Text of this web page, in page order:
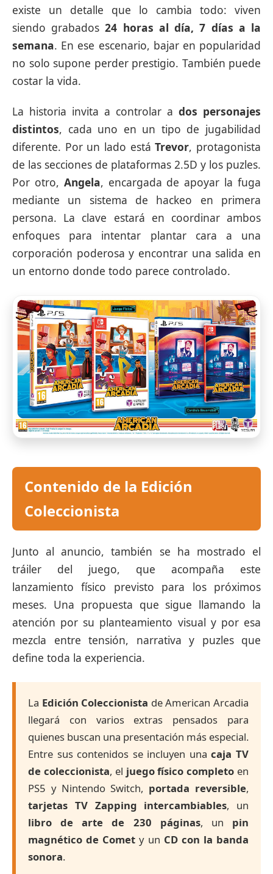
existe un detalle que lo cambia todo: viven
siendo grabados24 horas al día, 7 días a la
semana. En ese escenario, bajar en popularidad
no solo supone perder prestigio. También puede
costar la vida.
La historia invita a controlar a dos personajes
distintos, cada uno en un tipo de jugabilidad
diferente. Por un lado estáTrevor, protagonista
de las secciones de plataformas 2.5D y los puzles.
Por otro, Angela, encargada de apoyar la fuga
mediante un sistema de hackeo en primera
persona. La clave estará en coordinar ambos
enfoques para intentar plantar cara a una
corporación poderosa y encontrar una salida en
un entorno donde todo parece controlado.
Contenido de la Edición
Coleccionista
Junto al anuncio, también se ha mostrado el
tráiler del juego, que acompaña este
lanzamiento físico previsto para los próximos
meses. Una propuesta que sigue llamando la
atención por su planteamiento visual y por esa
mezcla entre tensión, narrativa y puzles que
define toda la experiencia.
La Edición Coleccionista de American Arcadia
llegará con varios extras pensados para
quienes buscan una presentación más especial.
Entre sus contenidos se incluyen unacaja TV
de coleccionista, el juego físico completo en
PS5 y Nintendo Switch, portada reversible,
tarjetas TV Zapping intercambiables, un
libro de arte de 230 páginas, un pin
magnético de Comet y un CD con la banda
sonora.